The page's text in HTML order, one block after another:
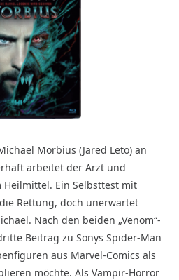
Morbius (Jared Leto) an
arbeitet der Arzt und
Ein Selbsttest mit
Rettung, doch unerwartet
Nach den beiden „Venom“-
Beitrag zu Sonys Spider-Man
aus Marvel-Comics als
möchte. Als Vampir-Horror